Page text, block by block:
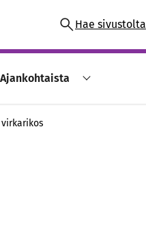
Hae sivustolta
Ajankohtaista